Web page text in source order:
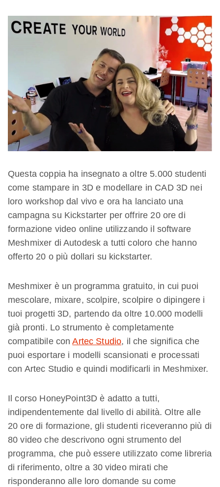
Questa coppia ha insegnato a oltre 5.000 studenti
come stampare in 3D e modellare in CAD 3D nei
loro workshop dal vivo e ora ha lanciato una
campagna su Kickstarter per offrire 20 ore di
formazione video online utilizzando il software
Meshmixer di Autodesk a tutti coloro che hanno
offerto 20 o più dollari su kickstarter.
Meshmixer è un programma gratuito, in cui puoi
mescolare, mixare, scolpire, scolpire o dipingere i
tuoi progetti 3D, partendo da oltre 10.000 modelli
già pronti. Lo strumento è completamente
compatibile conArtec Studio, il che significa che
puoi esportare i modelli scansionati e processati
con Artec Studio e quindi modificarli in Meshmixer.
Il corso HoneyPoint3D è adatto a tutti,
indipendentemente dal livello di abilità. Oltre alle
20 ore di formazione, gli studenti riceveranno più di
80 video che descrivono ogni strumento del
programma, che può essere utilizzato come libreria
di riferimento, oltre a 30 video mirati che
risponderanno alle loro domande su come